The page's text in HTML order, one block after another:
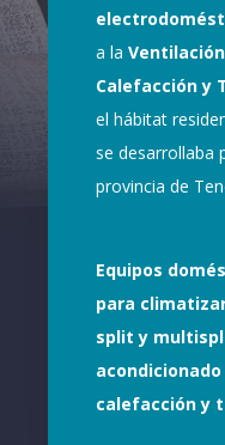
a la
Calefacción y
el hábitat
se desarrollaba
provincia de
Equipos
para
split y
calefacción y